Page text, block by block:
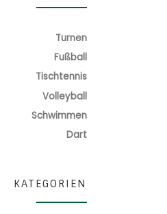
Turnen
Fußball
Tischtennis
Volleyball
Schwimmen
Dart
KATEGORIEN